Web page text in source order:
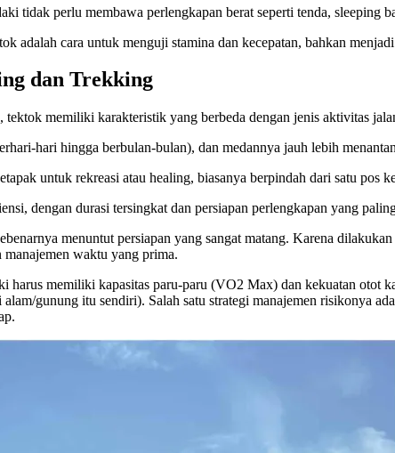
tidak perlu membawa perlengkapan berat seperti tenda, sleeping
adalah cara untuk menguji stamina dan kecepatan, bahkan
dan Trekking
memiliki karakteristik yang berbeda dengan jenis aktivitas
hari hingga berbulan-bulan), dan medannya jauh lebih
untuk rekreasi atau healing, biasanya berpindah dari satu pos
dengan durasi tersingkat dan persiapan perlengkapan yang
menuntut persiapan yang sangat matang. Karena
waktu yang prima.
harus memiliki kapasitas paru-paru (VO2 Max) dan kekuatan otot
gunung itu sendiri). Salah satu strategi manajemen risikonya